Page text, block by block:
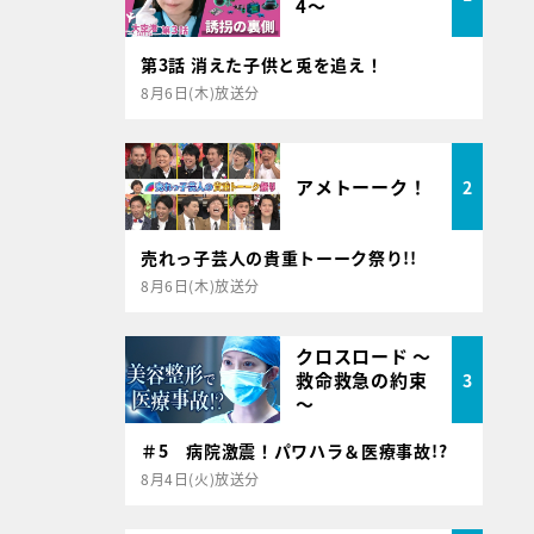
第3話 消えた子供と兎を追え！
8月6日(木)放送分
アメトーーク！ 2
売れっ子芸人の貴重トーーク祭り!!
8月6日(木)放送分
クロスロード ～
救命救急の約束
～
3
＃5 病院激震！パワハラ＆医療事故!?
8月4日(火)放送分